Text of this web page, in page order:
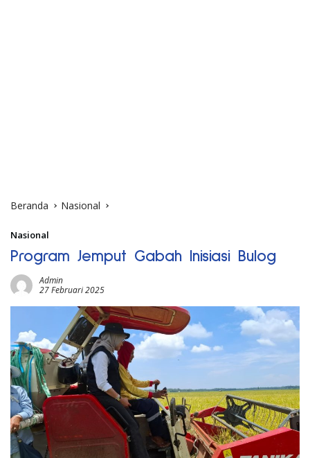
Beranda Nasional
Nasional
Program Jemput Gabah Inisiasi Bulog
Admin
27 Februari 2025